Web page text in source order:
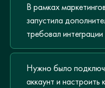
В рамках
запустила
требовал
Нужно было
аккаунт и